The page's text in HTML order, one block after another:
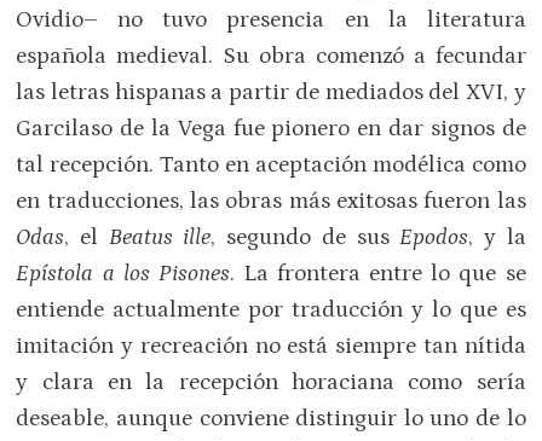
Ovidio– no tuvo presencia en la literatura
española medieval. Su obra comenzó a fecundar
las letras hispanas a partir de mediados del XVI, y
Garcilaso de la Vega fue pionero en dar signos de
tal recepción. Tanto en aceptación modélica como
en traducciones, las obras más exitosas fueron las
Odas, el Beatus ille, segundo de susEpodos, y la
Epístola a los Pisones. La frontera entre lo que se
entiende actualmente por traducción y lo que es
imitación y recreación no está siempre tan nítida
y clara en la recepción horaciana como sería
deseable, aunque conviene distinguir lo uno de lo